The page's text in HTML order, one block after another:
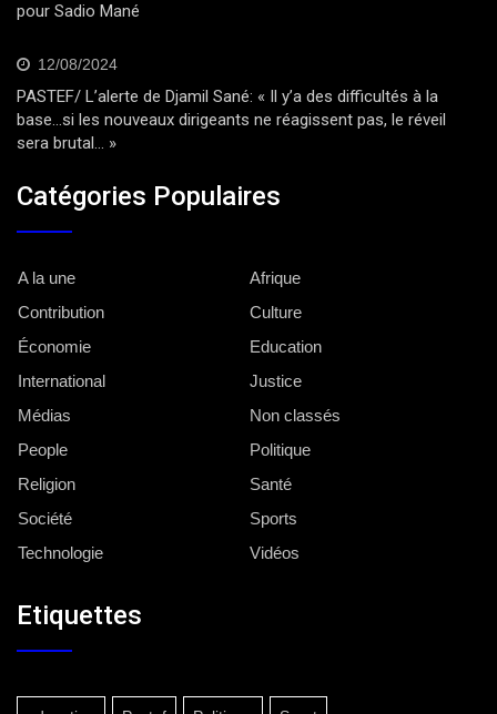
pour Sadio Mané
12/08/2024
PASTEF/ L’alerte de Djamil Sané: « Il y’a des difficultés à la
base…si les nouveaux dirigeants ne réagissent pas, le réveil
sera brutal… »
Catégories Populaires
A la une
Afrique
Contribution
Culture
Économie
Education
International
Justice
Médias
Non classés
People
Politique
Religion
Santé
Société
Sports
Technologie
Vidéos
Etiquettes